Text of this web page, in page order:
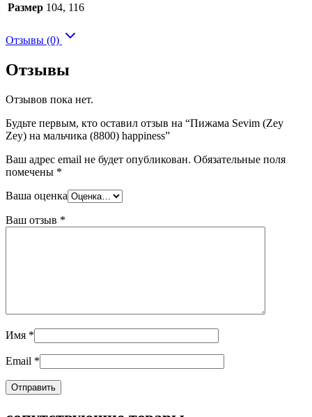
Размер 104, 116
Отзывы (0)
Отзывы
Отзывов пока нет.
Будьте первым, кто оставил отзыв на “Пижама Sevim (Zey
Zey) на мальчика (8800) happiness”
Ваш адрес email не будет опубликован. Обязательные поля
помечены *
Ваша оценка
Ваш отзыв *
Имя *
Email *